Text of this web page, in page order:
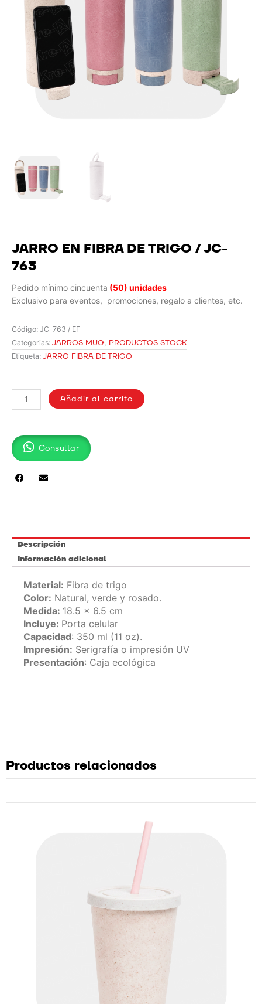
JARRO EN FIBRA DE TRIGO / JC-
763
Pedido mínimo cincuenta (50) unidades
Exclusivo para eventos, promociones, regalo a clientes, etc.
Código: JC-763 / EF
Categorias: JARROS MUG, PRODUCTOS STOCK
Etiqueta: JARRO FIBRA DE TRIGO
FIBRA
TRIGO
/
JC-
763
Añadir al carrito
Consultar
Descripción
Información adicional
Material: Fibra de trigo
Color: Natural, verde y rosado.
Medida: 18.5 x 6.5 cm
Incluye: Porta celular
Capacidad: 350 ml (11 oz).
Impresión: Serigrafía o impresión UV
Presentación: Caja ecológica
Productos relacionados